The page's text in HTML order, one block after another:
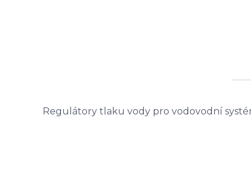
Regulátory tlaku vody pro vodovodní